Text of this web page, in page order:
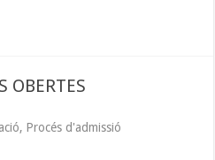
OBERTES
, Procés d'admissió